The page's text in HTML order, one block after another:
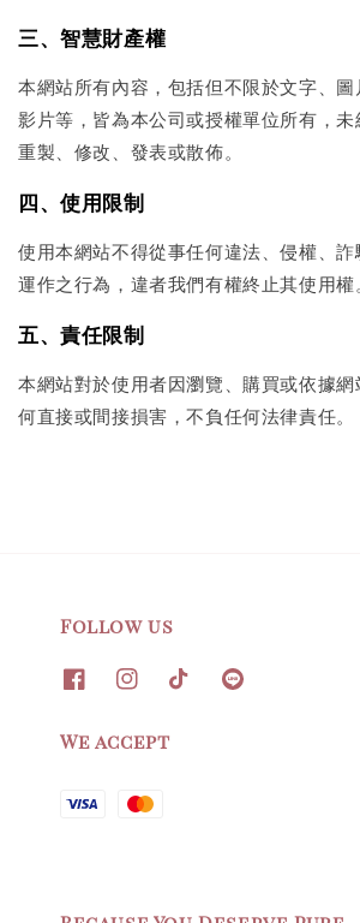
三、智慧財產權
本網站所有內容，包括但不限於文字、圖
影片等，皆為本公司或授權單位所有，未
重製、修改、發表或散佈。
四、使用限制
使用本網站不得從事任何違法、侵權、
運作之行為，違者我們有權終止其使用權
五、責任限制
本網站對於使用者因瀏覽、購買或依據
何直接或間接損害，不負任何法律責任。
Follow us
We accept